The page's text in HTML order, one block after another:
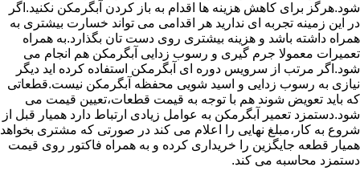
شود.هرگز برای کاهش هزینه ها اقدام به باز کردن آبگرمکن نکنید.اگر
در این زمینه تجربه ای ندارید هر اقدامی می تواند خسارت بیشتری به
همراه داشته باشد و هزینه بیشتری روی دست تان بگذارد.به همراه
تعمیرات معمولا جرم گیری و رسوب زدایی آبگرمکن هم انجام می
شود.اگر مرتب از سرویس دوره ای آبگرمکن استفاده کرده اید دیگر
نیازی به رسوب زدایی و اسید شویی محفظه آبگرمکن نیست.قطعاتی
که باید تعویض شوند هم با توجه به قیمت قطعات،تعیین قیمت می
شود.دستمزد تعمیر آبگرمکن به عوامل زیادی ارتباط دارد همیار قبل از
شروع به کار،مبلغ نهایی را اعلام می کند در صورتی که مشتری بخواهد
همیار قطعه جایگزین را خریداری کرده و به همراه فاکتور روی قیمت
دستمزد محاسبه می کند.